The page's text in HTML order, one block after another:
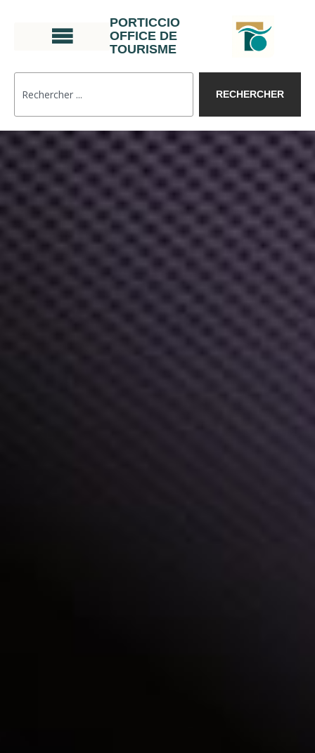
PORTICCIO
OFFICE DE
TOURISME
RECHERCHER